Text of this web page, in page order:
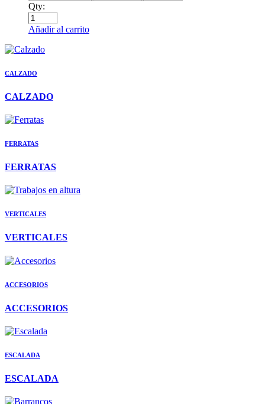
Qty:
Añadir al carrito
CALZADO
CALZADO
FERRATAS
FERRATAS
VERTICALES
VERTICALES
ACCESORIOS
ACCESORIOS
ESCALADA
ESCALADA